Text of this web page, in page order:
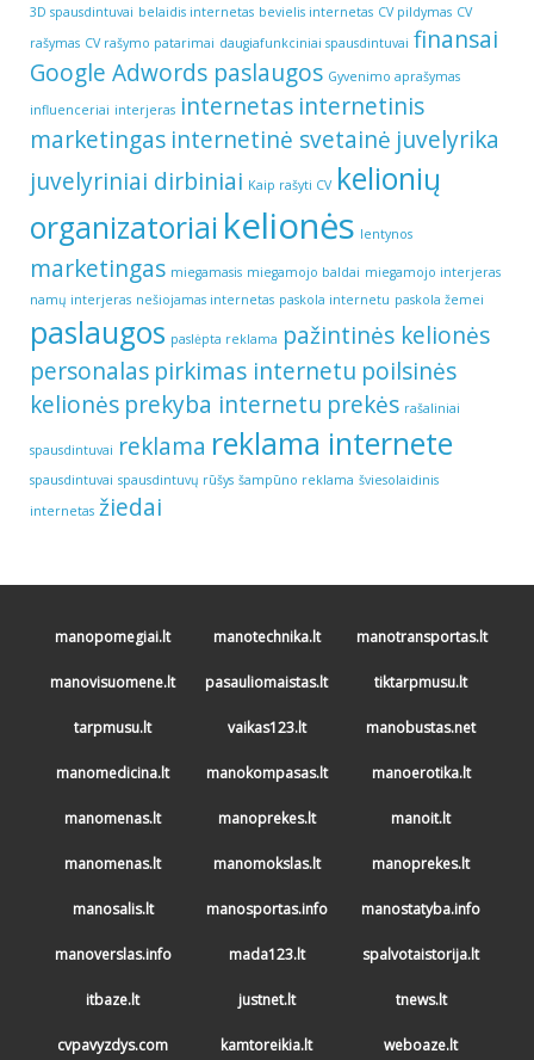
3D spausdintuvai belaidis internetas bevielis internetas CV pildymas CV
rašymas CV rašymo patarimai daugiafunkciniai spausdintuvai finansai
Google Adwords paslaugos Gyvenimo aprašymas
influenceriai interjeras internetas internetinis
marketingas internetinė svetainė juvelyrika
juvelyriniai dirbiniai Kaip rašyti CV kelionių
organizatoriai kelionės lentynos
marketingas miegamasis miegamojo baldai miegamojo interjeras
namų interjeras nešiojamas internetas paskola internetu paskola žemei
paslaugos paslėpta reklama pažintinės kelionės
personalas pirkimas internetu poilsinės
kelionės prekyba internetu prekės rašaliniai
spausdintuvai reklama reklama internete
spausdintuvai spausdintuvų rūšys šampūno reklama šviesolaidinis
internetas žiedai
manopomegiai.lt manotechnika.lt manotransportas.lt
manovisuomene.lt pasauliomaistas.lt tiktarpmusu.lt
tarpmusu.lt vaikas123.lt manobustas.net
manomedicina.lt manokompasas.lt manoerotika.lt
manomenas.lt manoprekes.lt manoit.lt
manomenas.lt manomokslas.lt manoprekes.lt
manosalis.lt manosportas.info manostatyba.info
manoverslas.info mada123.lt spalvotaistorija.lt
itbaze.lt justnet.lt tnews.lt
cvpavyzdys.com kamtoreikia.lt weboaze.lt